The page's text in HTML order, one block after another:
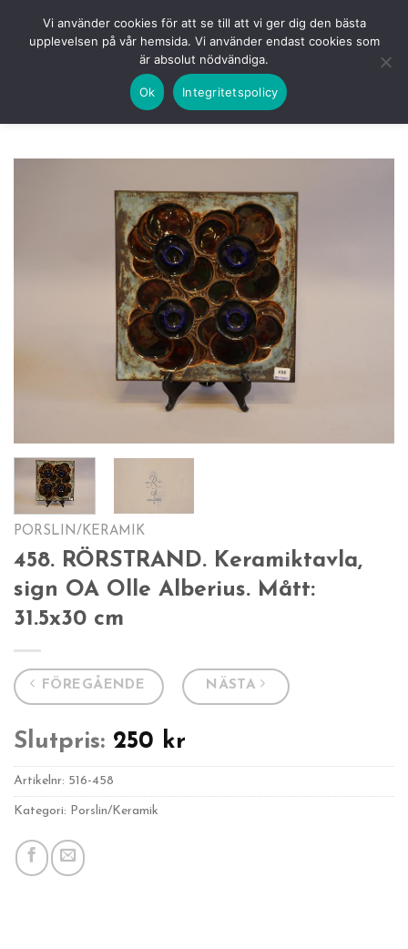
KOMMANDE LOGGA IN
PORSLIN/KERAMIK
458. RÖRSTRAND. Keramiktavla,
sign OA Olle Alberius. Mått:
31.5x30 cm
FÖREGÅENDE NÄSTA
Slutpris: 250 kr
Artikelnr: 516-458
Kategori: Porslin/Keramik
Vi använder cookies för att se till att vi ger dig den bästa
upplevelsen på vår hemsida. Vi använder endast cookies som
är absolut nödvändiga.
Ok Integritetspolicy